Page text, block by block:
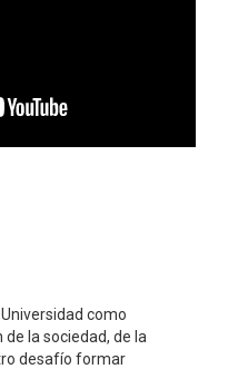
como
la sociedad, de la
desafío formar